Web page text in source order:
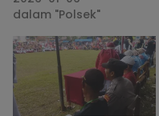
dalam "Polsek"